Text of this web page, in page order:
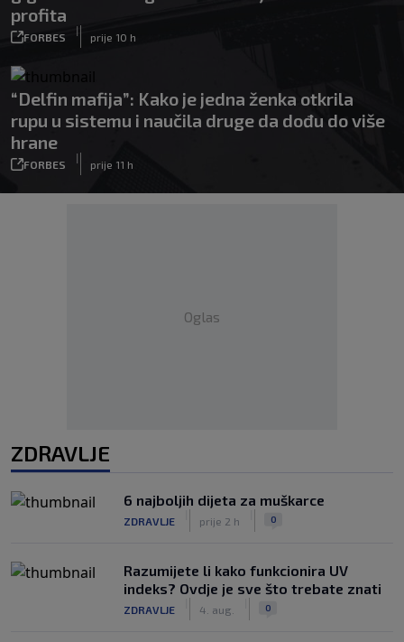
profita
FORBES
|
prije 10 h
“Delfin mafija”: Kako je jedna ženka otkrila
rupu u sistemu i naučila druge da dođu do više
hrane
FORBES
|
prije 11 h
Oglas
ZDRAVLJE
6 najboljih dijeta za muškarce
ZDRAVLJE prije 2 h 0
Razumijete li kako funkcionira UV
indeks? Ovdje je sve što trebate znati
ZDRAVLJE 4. aug. 0